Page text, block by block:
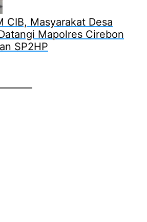
CIB, Masyarakat Desa
Mapolres Cirebon
SP2HP